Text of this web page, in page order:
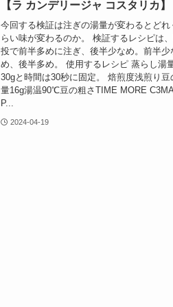
【ラ カンデリージャ コスタリカ】
今回する検証は注ぎの湯量が変わるとどれ
らい味が変わるのか。 検証するレシピは
投で前半多めに注ぎ、後半少なめ。前半少
め、後半多め。 使用するレシピ 蒸らし湯
30gと時間は30秒に固定。 焙煎度浅煎り豆
量16g湯温90℃豆の粗さTIME MORE
P...
2024-04-19